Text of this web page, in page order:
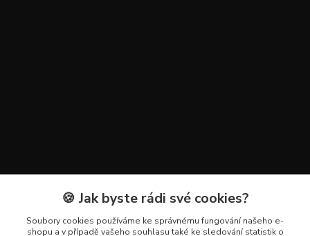
Kontakty
+420 602 223 614
🍪 Jak byste rádi své cookies?
Soubory cookies používáme ke správnému fungování našeho e-
shopu a v případě vašeho souhlasu také ke sledování statistik o